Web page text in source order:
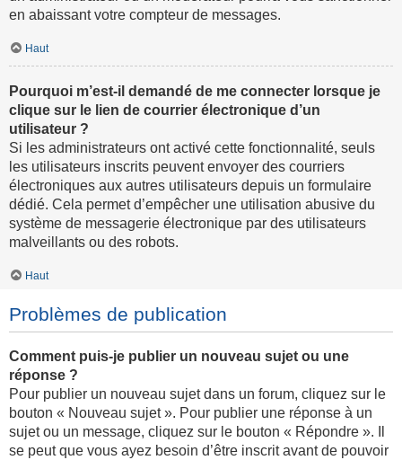
en abaissant votre compteur de messages.
Haut
Pourquoi m’est-il demandé de me connecter lorsque je
clique sur le lien de courrier électronique d’un
utilisateur ?
Si les administrateurs ont activé cette fonctionnalité, seuls
les utilisateurs inscrits peuvent envoyer des courriers
électroniques aux autres utilisateurs depuis un formulaire
dédié. Cela permet d’empêcher une utilisation abusive du
système de messagerie électronique par des utilisateurs
malveillants ou des robots.
Haut
Problèmes de publication
Comment puis-je publier un nouveau sujet ou une
réponse ?
Pour publier un nouveau sujet dans un forum, cliquez sur le
bouton « Nouveau sujet ». Pour publier une réponse à un
sujet ou un message, cliquez sur le bouton « Répondre ». Il
se peut que vous ayez besoin d’être inscrit avant de pouvoir